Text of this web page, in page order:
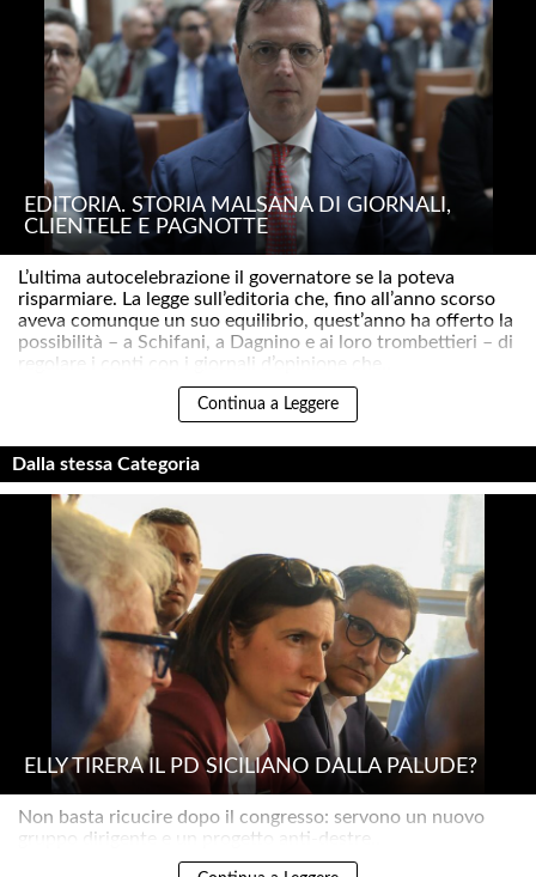
EDITORIA. STORIA MALSANA DI GIORNALI,
CLIENTELE E PAGNOTTE
L’ultima autocelebrazione il governatore se la poteva
risparmiare. La legge sull’editoria che, fino all’anno scorso
aveva comunque un suo equilibrio, quest’anno ha offerto la
possibilità – a Schifani, a Dagnino e ai loro trombettieri – di
regolare i conti con i giornali d’opinione che..
Continua a Leggere
Dalla stessa Categoria
ELLY TIRERÀ IL PD SICILIANO DALLA PALUDE?
Non basta ricucire dopo il congresso: servono un nuovo
gruppo dirigente e un progetto anti-destre..